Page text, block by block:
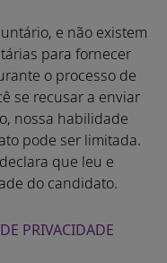
e não existem
para fornecer
o processo de
se recusar a enviar
nossa habilidade
pode ser limitada.
que leu e
do candidato.
PRIVACIDADE